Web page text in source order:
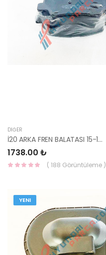
DIĞER
İ20 ARKA FREN BALATASI 15-18 58302-C8A30-YS
1738.00 ₺
( 188 Görüntüleme )
YENI